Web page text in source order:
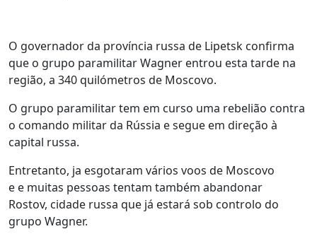
O governador da província russa de Lipetsk confirma
que o grupo paramilitar Wagner entrou esta tarde na
região, a 340 quilómetros de Moscovo.
O grupo paramilitar tem em curso uma rebelião contra
o comando militar da Rússia e segue em direção à
capital russa.
Entretanto, ja esgotaram vários voos de Moscovo
e e muitas pessoas tentam também abandonar
Rostov, cidade russa que já estará sob controlo do
grupo Wagner.